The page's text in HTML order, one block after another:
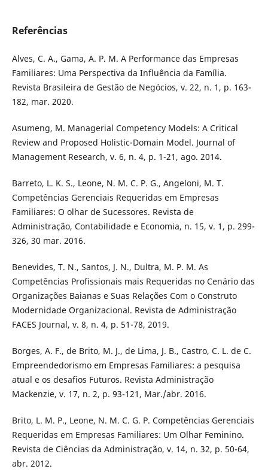
Referências
Alves, C. A., Gama, A. P. M. A Performance das Empresas
Familiares: Uma Perspectiva da Influência da Família.
Revista Brasileira de Gestão de Negócios, v. 22, n. 1, p. 163-
182, mar. 2020.
Asumeng, M. Managerial Competency Models: A Critical
Review and Proposed Holistic-Domain Model. Journal of
Management Research, v. 6, n. 4, p. 1-21, ago. 2014.
Barreto, L. K. S., Leone, N. M. C. P. G., Angeloni, M. T.
Competências Gerenciais Requeridas em Empresas
Familiares: O olhar de Sucessores. Revista de
Administração, Contabilidade e Economia, n. 15, v. 1, p. 299-
326, 30 mar. 2016.
Benevides, T. N., Santos, J. N., Dultra, M. P. M. As
Competências Profissionais mais Requeridas no Cenário das
Organizações Baianas e Suas Relações Com o Construto
Modernidade Organizacional. Revista de Administração
FACES Journal, v. 8, n. 4, p. 51-78, 2019.
Borges, A. F., de Brito, M. J., de Lima, J. B., Castro, C. L. de C.
Empreendedorismo em Empresas Familiares: a pesquisa
atual e os desafios Futuros. Revista Administração
Mackenzie, v. 17, n. 2, p. 93-121, Mar./abr. 2016.
Brito, L. M. P., Leone, N. M. C. G. P. Competências Gerenciais
Requeridas em Empresas Familiares: Um Olhar Feminino.
Revista de Ciências da Administração, v. 14, n. 32, p. 50-64,
abr. 2012.